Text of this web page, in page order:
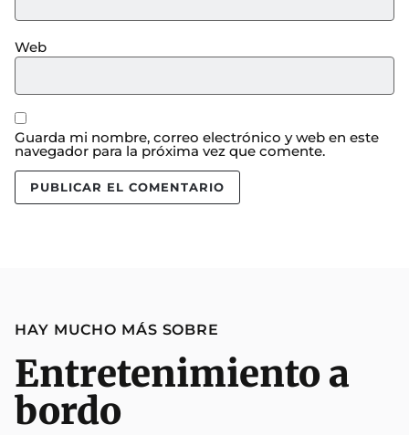
Web
Guarda mi nombre, correo electrónico y web en este
navegador para la próxima vez que comente.
HAY MUCHO MÁS SOBRE
Entretenimiento a
bordo